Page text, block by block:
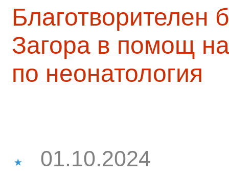
Благотворителен
Загора в помощ
по неонатология
01.10.2024